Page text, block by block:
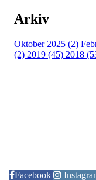
Arkiv
Oktober 2025 (2)
(2) 2019 (45) 2018
Facebook